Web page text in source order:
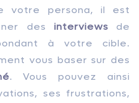
votre persona, il est
des interviews de
à votre cible.
vous baser sur des
. Vous pouvez ainsi
ses frustrations,